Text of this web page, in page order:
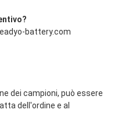
battery.com
dei campioni, può essere
dell'ordine e al